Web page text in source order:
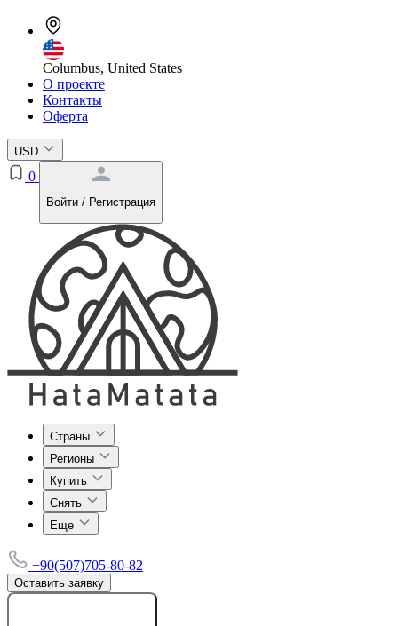
Columbus, United States
О проекте
Контакты
Оферта
USD
0
Войти / Регистрация
Страны
Регионы
Купить
Снять
Еще
+90(507)705-80-82
Оставить заявку